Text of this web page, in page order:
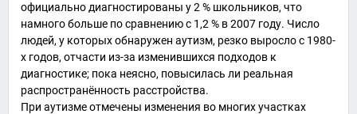
официально диагностированы у 2 % школьников, что
намного больше по сравнению с 1,2 % в 2007 году. Число
людей, у которых обнаружен аутизм, резко выросло с 1980-
х годов, отчасти из-за изменившихся подходов к
диагностике; пока неясно, повысилась ли реальная
распространённость расстройства.
При аутизме отмечены изменения во многих участках